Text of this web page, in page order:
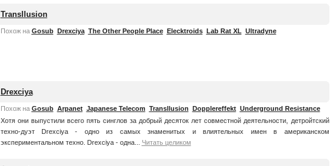
Transllusion
Похож на Gosub Drexciya The Other People Place Elecktroids Lab Rat XL Ultradyne
Drexciya
Похож на Gosub Arpanet Japanese Telecom Transllusion Dopplereffekt Underground Resistance
Хотя они выпустили всего пять синглов за добрый десяток лет совместной деятельности, детройтский
техно-дуэт Drexciya - одно из самых знаменитых и влиятельных имен в американском
экспериментальном техно. Drexciya - одна...
Читать целиком